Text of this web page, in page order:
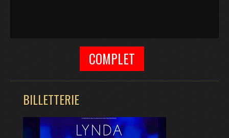
COMPLET
BILLETTERIE